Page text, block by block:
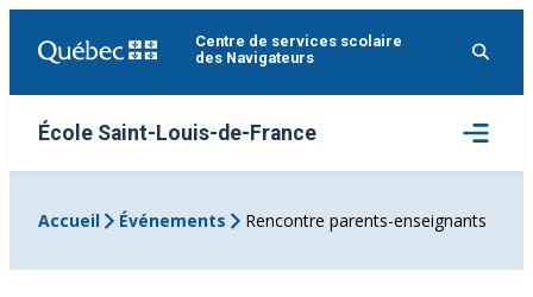
Centre de services scolaire
des Navigateurs
École Saint-Louis-de-France
Ouvrir
le
menu
Accueil
Événements Rencontre parents-enseignants